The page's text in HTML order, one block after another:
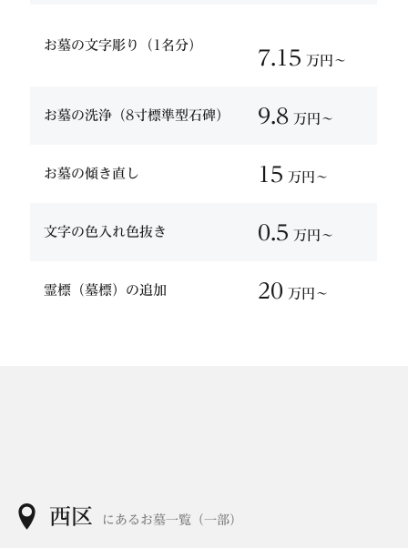
お墓の文字彫り（1名分）
7.15 万円〜
お墓の洗浄（8寸標準型石碑） 9.8 万円〜
お墓の傾き直し 15 万円〜
文字の色入れ色抜き 0.5 万円〜
霊標（墓標）の追加 20 万円〜
西区 にあるお墓一覧（一部）